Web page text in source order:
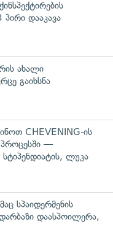
პირი დააკავა
ახალი
გაიხსნა
CHEVENING-ის
პროცესში —
ლუკა
სპაიდერმენის
დაასპოილერა,